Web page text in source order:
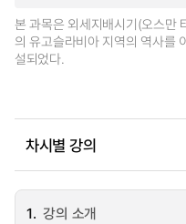
본 과목은 외세지배시기(오스만
의 유고슬라비아 지역의 역사를
설되었다.
차시별 강의
1. 강의 소개